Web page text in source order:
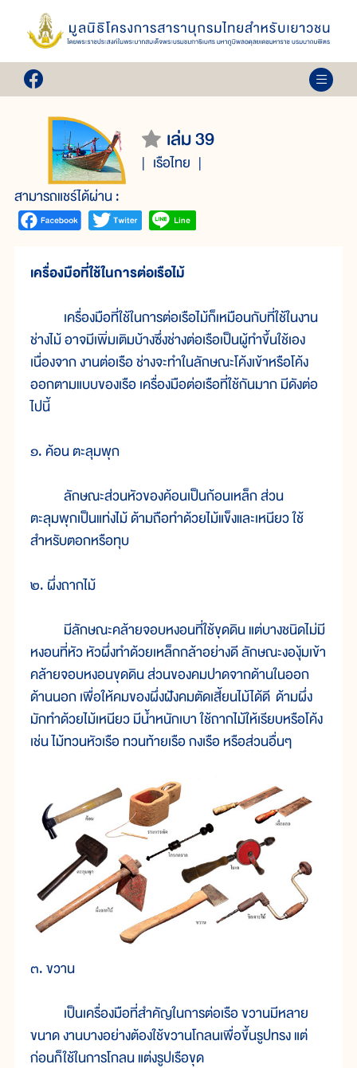
เล่ม 39
เรือไทย
สามารถแชร์ได้ผ่าน :
เครื่องมือที่ใช้ในการต่อเรือไม้
เครื่องมือที่ใช้ในการต่อเรือไม้ก็เหมือนกับที่ใช้ในงาน
ช่างไม้ อาจมีเพิ่มเติมบ้างซึ่งช่างต่อเรือเป็นผู้ทำขึ้นใช้เอง
เนื่องจาก งานต่อเรือ ช่างจะทำในลักษณะโค้งเข้าหรือโค้ง
ออกตามแบบของเรือ เครื่องมือต่อเรือที่ใช้กันมาก มีดังต่อ
ไปนี้
๑. ค้อน ตะลุมพุก
ลักษณะส่วนหัวของค้อนเป็นก้อนเหล็ก ส่วน
ตะลุมพุกเป็นแท่งไม้ ด้ามถือทำด้วยไม้แข็งและเหนียว ใช้
สำหรับตอกหรือทุบ
๒. ผึ่งถากไม้
มีลักษณะคล้ายจอบหงอนที่ใช้ขุดดิน แต่บางชนิดไม่มี
หงอนที่หัว หัวผึ่งทำด้วยเหล็กกล้าอย่างดี ลักษณะงองุ้มเข้า
คล้ายจอบหงอนขุดดิน ส่วนของคมปาดจากด้านในออก
ด้านนอก เพื่อให้คมของผึ่งฝังคมตัดเสี้ยนไม้ได้ดี ด้ามผึ่ง
มักทำด้วยไม้เหนียว มีน้ำหนักเบา ใช้ถากไม้ให้เรียบหรือโค้ง
เช่น ไม้ทวนหัวเรือ ทวนท้ายเรือ กงเรือ หรือส่วนอื่นๆ
๓. ขวาน
เป็นเครื่องมือที่สำคัญในการต่อเรือ ขวานมีหลาย
ขนาด งานบางอย่างต้องใช้ขวานโกลนเพื่อขึ้นรูปทรง แต่
ก่อนก็ใช้ในการโกลน แต่งรูปเรือขุด